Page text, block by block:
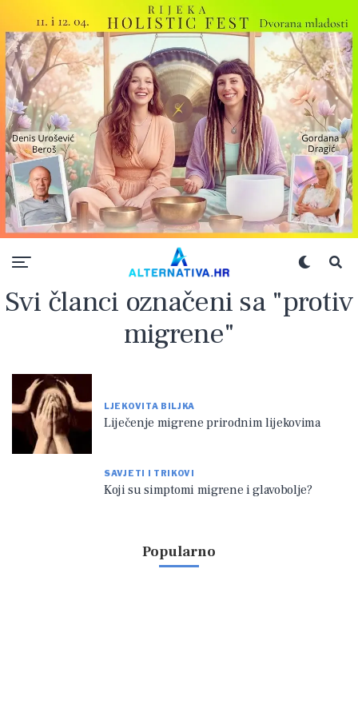
Svi članci označeni sa "protiv
migrene"
LJEKOVITA BILJKA
Liječenje migrene prirodnim lijekovima
SAVJETI I TRIKOVI
Koji su simptomi migrene i glavobolje?
Popularno